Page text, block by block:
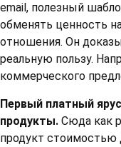
email, полезный
обменять ценность
отношения. Он
реальную пользу.
коммерческого
Первый платный
продукты. Сюда как
продукт стоимостью